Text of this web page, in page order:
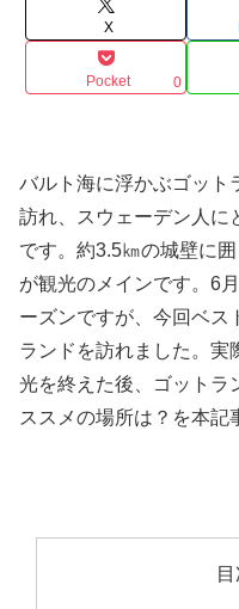
X
Pocket 0
バルト海に浮かぶゴット
訪れ、スウェーデン人に
です。約3.5㎞の城壁に
が観光のメインです。6
ーズンですが、今回ベス
ランドを訪れました。実
光を終えた後、ゴットラ
ススメの場所は？を本記